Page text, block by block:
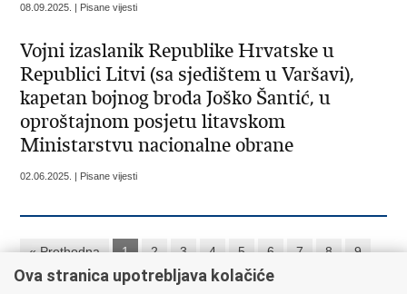
08.09.2025. | Pisane vijesti
Vojni izaslanik Republike Hrvatske u
Republici Litvi (sa sjedištem u Varšavi),
kapetan bojnog broda Joško Šantić, u
oproštajnom posjetu litavskom
Ministarstvu nacionalne obrane
02.06.2025. | Pisane vijesti
« Prethodna 1 2 3 4 5 6 7 8
9
10
Sljedeća » »»
Ova stranica upotrebljava kolačiće